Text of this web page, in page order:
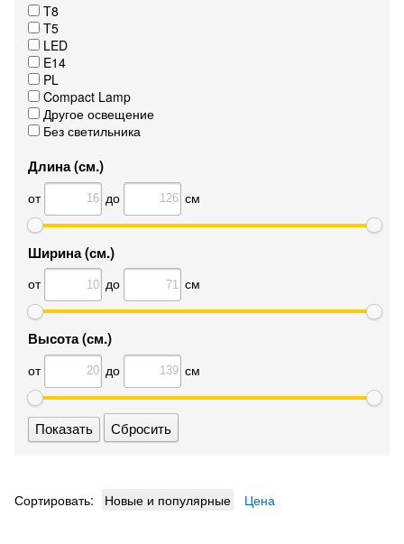
T8
T5
LED
E14
PL
Compact Lamp
Другое освещение
Без светильника
Длина (см.)
от до см
Ширина (см.)
от до см
Высота (см.)
от до см
Сбросить
Сортировать: Новые и популярные Цена